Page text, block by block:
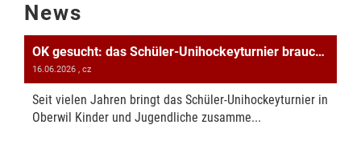
News
OK gesucht: das Schüler-Unihockeyturnier braucht Unterstützung!
16.06.2026 , cz
Seit vielen Jahren bringt das Schüler-Unihockeyturnier in
Oberwil Kinder und Jugendliche zusamme...